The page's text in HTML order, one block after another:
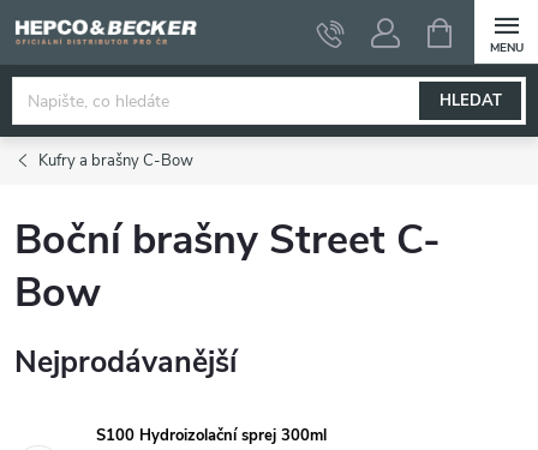
na
obsah
HLEDAT
NÁKUPNÍ
KOŠÍK
Kufry a brašny C-Bow
Boční brašny Street C-
Bow
Nejprodávanější
S100 Hydroizolační sprej 300ml